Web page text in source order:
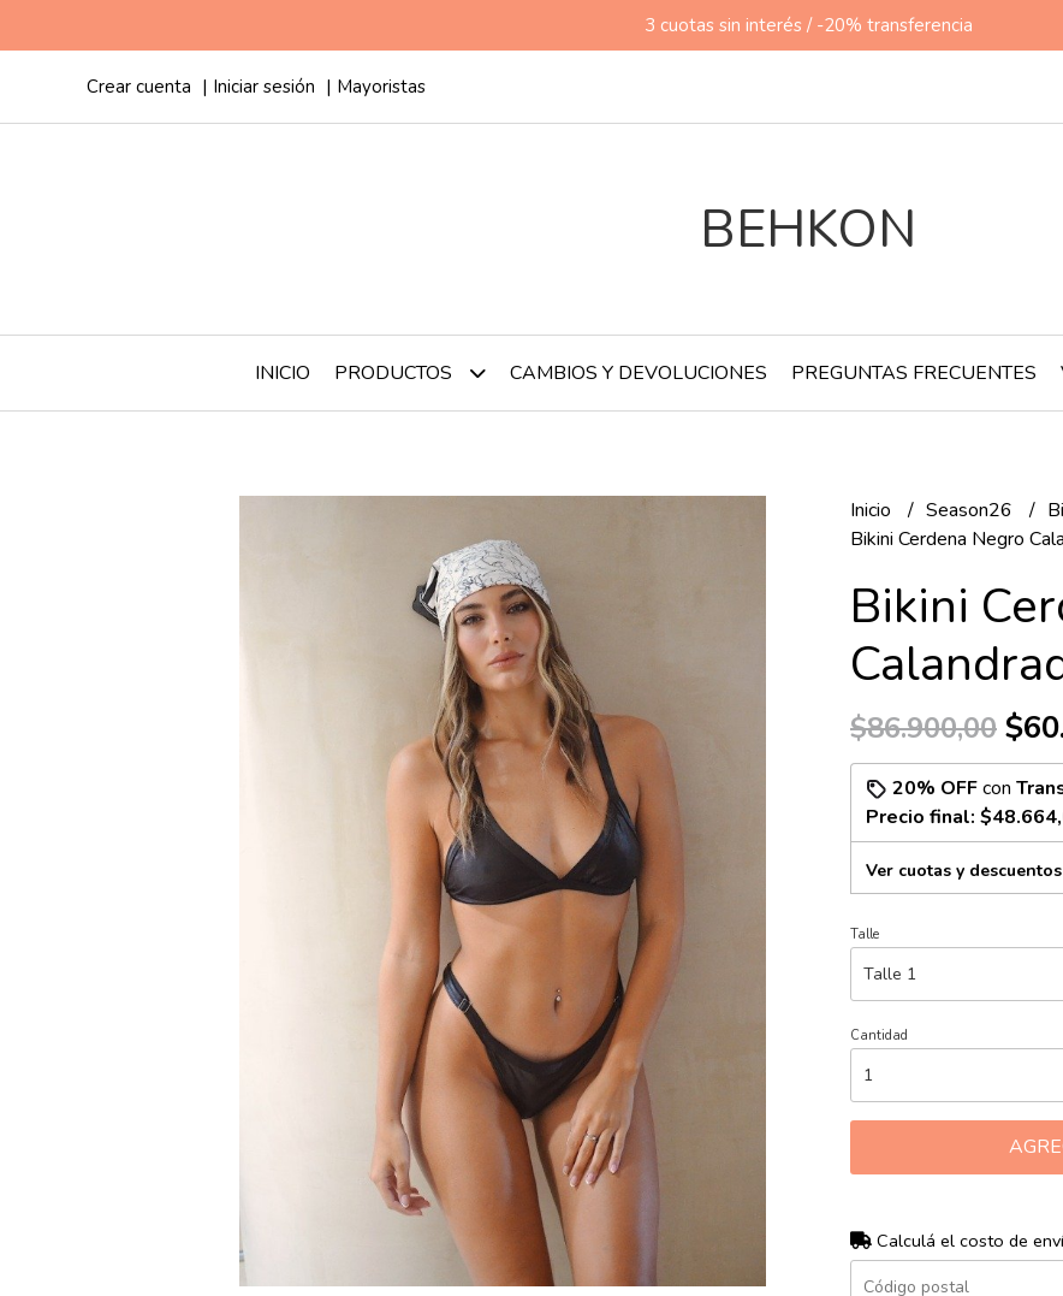
3 cuotas sin interés / -20% transferencia
Crear cuenta Iniciar sesión Mayoristas
BEHKON
INICIO PRODUCTOS CAMBIOS Y DEVOLUCIONES PREGUNTAS FRECUENTES
Inicio Season26
Bikini Cerdena Negro
Bikini
$86.900,00
20% OFFcon
Precio final:
Ver cuotas y descuentos
Talle
Cantidad
Calculá el costo de